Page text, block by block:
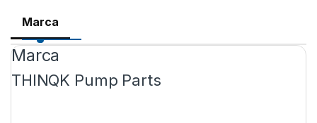
Marca
Marca
THINQK Pump Parts